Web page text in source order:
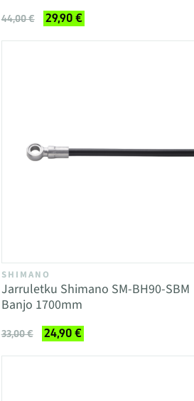
44,00 € 29,90 €
SHIMANO
Jarruletku Shimano SM-BH90-SBM
Banjo 1700mm
33,00 € 24,90 €